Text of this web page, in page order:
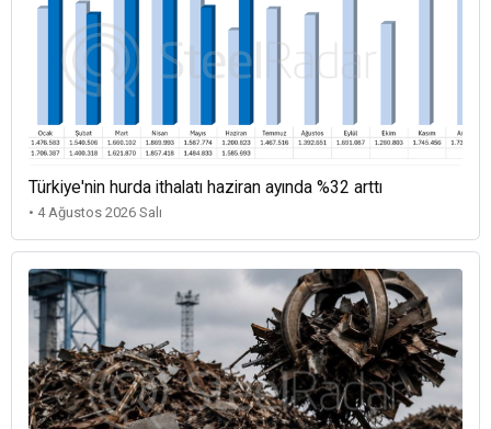
Türkiye'nin hurda ithalatı haziran ayında %32 arttı
• 4 Ağustos 2026 Salı